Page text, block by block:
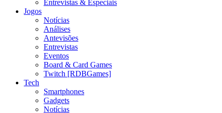
Entrevistas & Especiais
Jogos
Notícias
Análises
Antevisões
Entrevistas
Eventos
Board & Card Games
Twitch [RDBGames]
Tech
Smartphones
Gadgets
Notícias